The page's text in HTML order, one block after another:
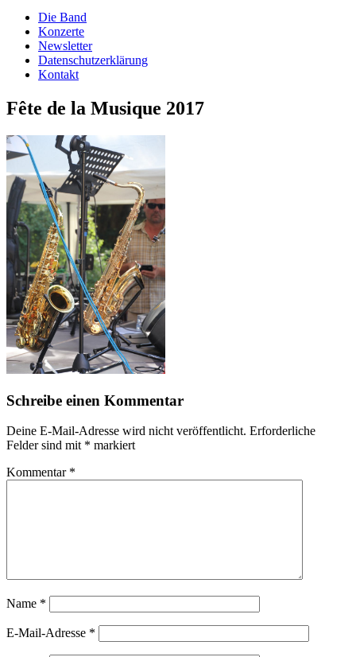
Die Band
Konzerte
Newsletter
Datenschutzerklärung
Kontakt
Fête de la Musique 2017
Schreibe einen Kommentar
Deine E-Mail-Adresse wird nicht veröffentlicht. Erforderliche
Felder sind mit * markiert
Kommentar *
Name *
E-Mail-Adresse *